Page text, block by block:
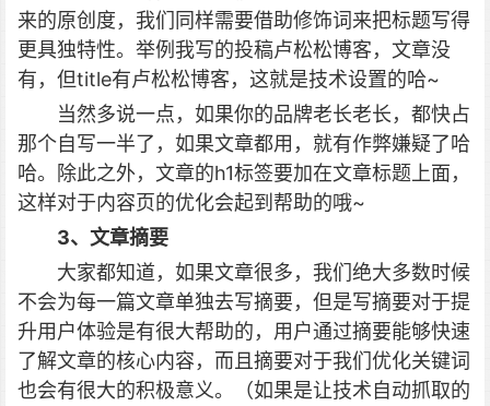
来的原创度，我们同样需要借助修饰词来把标题写得
更具独特性。举例我写的投稿卢松松博客，文章没
有，但title有卢松松博客，这就是技术设置的哈~
当然多说一点，如果你的品牌老长老长，都快占
那个自写一半了，如果文章都用，就有作弊嫌疑了哈
哈。除此之外，文章的h1标签要加在文章标题上面，
这样对于内容页的优化会起到帮助的哦~
3、文章摘要
大家都知道，如果文章很多，我们绝大多数时候
不会为每一篇文章单独去写摘要，但是写摘要对于提
升用户体验是有很大帮助的，用户通过摘要能够快速
了解文章的核心内容，而且摘要对于我们优化关键词
也会有很大的积极意义。（如果是让技术自动抓取的